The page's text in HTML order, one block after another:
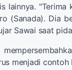
lainnya. "Terima
(Sanada). Dia
Sawai saat
menjadi contoh